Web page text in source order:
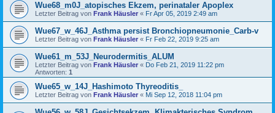
Wue68_m0J_atopisches Ekzem, perinataler Apoplex
Letzter Beitrag von Frank Häusler « Fr Apr 05, 2019 2:49 am
Wue67_w_46J_Asthma persist Bronchiopneumonie_Carb-v
Letzter Beitrag von Frank Häusler « Fr Feb 22, 2019 9:25 am
Wue61_m_53J_Neurodermitis_ALUM
Letzter Beitrag von Frank Häusler « Do Feb 21, 2019 11:22 pm
Antworten: 1
Wue65_w_14J_Hashimoto Thyreoditis_
Letzter Beitrag von Frank Häusler « Mi Sep 12, 2018 11:04 pm